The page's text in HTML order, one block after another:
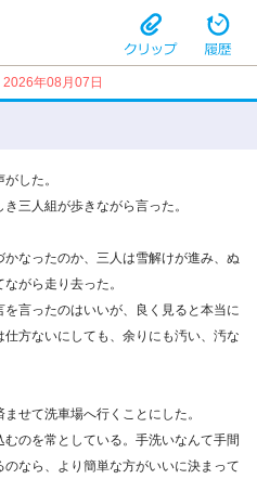
2026年08月07日
した。
三人組が歩きながら言った。
かなったのか、三人は雪解けが進み、ぬ
がら走り去った。
を言ったのはいいが、良く見ると本当に
方ないにしても、余りにも汚い、汚な
せて洗車場へ行くことにした。
のを常としている。手洗いなんて手間
なら、より簡単な方がいいに決まって